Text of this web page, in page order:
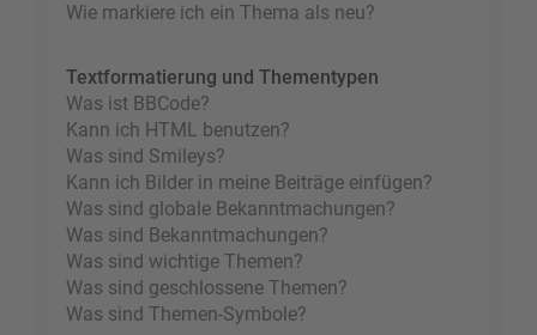
Wie markiere ich ein Thema als neu?
Textformatierung und Thementypen
Was ist BBCode?
Kann ich HTML benutzen?
Was sind Smileys?
Kann ich Bilder in meine Beiträge einfügen?
Was sind globale Bekanntmachungen?
Was sind Bekanntmachungen?
Was sind wichtige Themen?
Was sind geschlossene Themen?
Was sind Themen-Symbole?